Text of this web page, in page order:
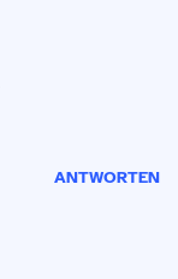
ANTWORTEN